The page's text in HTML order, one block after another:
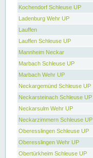
Kochendorf Schleuse UP
Ladenburg Wehr UP
Lauffen
Lauffen Schleuse UP
Mannheim Neckar
Marbach Schleuse UP
Marbach Wehr UP
Neckargemünd Schleuse UP
Neckarsteinach Schleuse UP
Neckarsulm Wehr UP
Neckarzimmern Schleuse UP
Oberesslingen Schleuse UP
Oberesslingen Wehr UP
Obertürkheim Schleuse UP